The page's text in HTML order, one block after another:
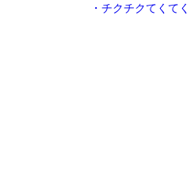
・チクチクてくてく